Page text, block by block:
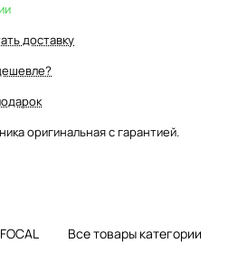
доставку
оригинальная с гарантией.
Все товары категории